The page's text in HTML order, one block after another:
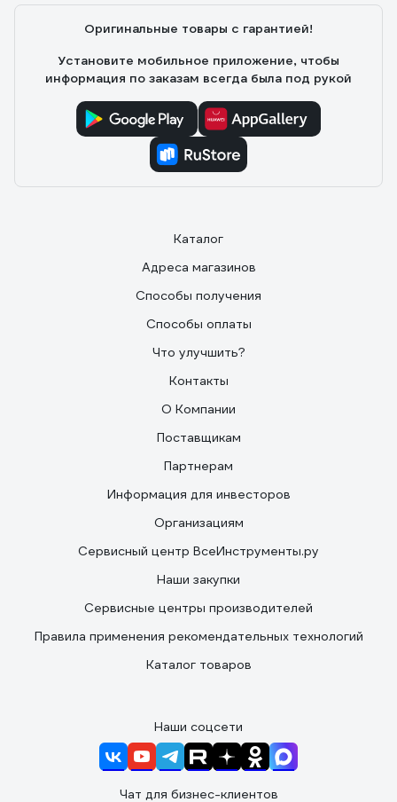
Оригинальные товары с гарантией!
Установите мобильное приложение, чтобы
информация по заказам всегда была под рукой
Каталог
Адреса магазинов
Способы получения
Способы оплаты
Что улучшить?
Контакты
О Компании
Поставщикам
Партнерам
Информация для инвесторов
Организациям
Сервисный центр ВсеИнструменты.ру
Наши закупки
Сервисные центры производителей
Правила применения рекомендательных технологий
Каталог товаров
Наши соцсети
Чат для бизнес-клиентов